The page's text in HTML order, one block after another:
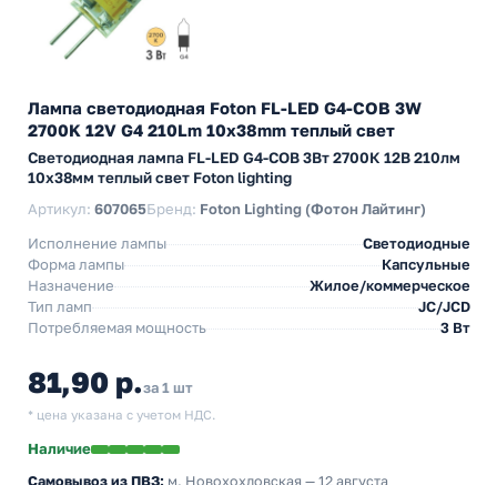
Лампа светодиодная Foton FL-LED G4-COB 3W
2700K 12V G4 210Lm 10х38mm теплый свет
Светодиодная лампа FL-LED G4-COB 3Вт 2700К 12В 210лм
10x38мм теплый свет Foton lighting
Артикул: 607065Бренд: Foton Lighting (Фотон Лайтинг)
Исполнение лампы
Светодиодные
Форма лампы
Капсульные
Назначение
Жилое/коммерческое
Тип ламп
JC/JCD
Потребляемая мощность
3 Вт
81,90 р.за 1 шт
* цена указана с учетом НДС.
Наличие
Самовывоз из ПВЗ: м. Новохохловская — 12 августа